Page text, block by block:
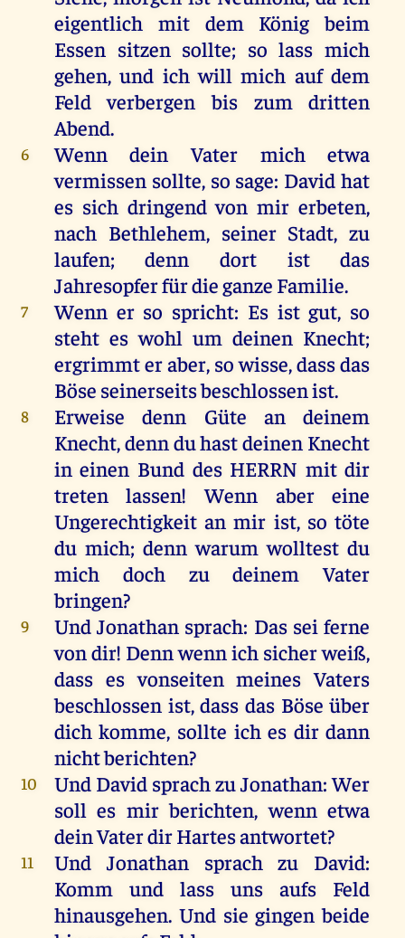
eigentlich mit dem König beim
Essen sitzen sollte; so lassmich
gehen,und ich will mich auf dem
Feld
verbergen bis zum
dritten
Abend.
6 Wenn dein Vater mich
etwa
vermissen sollte, so sage: David hat
es sichdringendvon mir erbeten,
nach Bethlehem, seiner Stadt,zu
laufen;denn dort ist
das
Jahresopferfürdieganze Familie.
7 Wenn er so spricht: Es ist gut, so
steht es wohl um deinen Knecht;
ergrimmteraber, so wisse, dassdas
Böse seinerseitsbeschlossenist.
8 Erweisedenn Güte an
deinem
Knecht,dennduhastdeinen Knecht
in einen Bund des HERRN mit dir
treten
lassen!Wenn aber
eine
Ungerechtigkeit an mir ist, so töte
du mich; denn warum wolltest du
mich
doch zu deinem
Vater
bringen?
9 Und Jonathan sprach: Das sei ferne
vondir! Dennwennich sicherweiß,
dass esvonseitenmeines Vaters
beschlossen ist, dass das Böse über
dich komme, sollte ich es dir dann
nichtberichten?
10 Und David sprachzuJonathan:Wer
soll es mirberichten,wenn etwa
deinVaterdirHartesantwortet?
11 Und Jonathan sprach zu David:
Komm
undlassuns aufs
Feld
hinausgehen. Und sie gingen beide